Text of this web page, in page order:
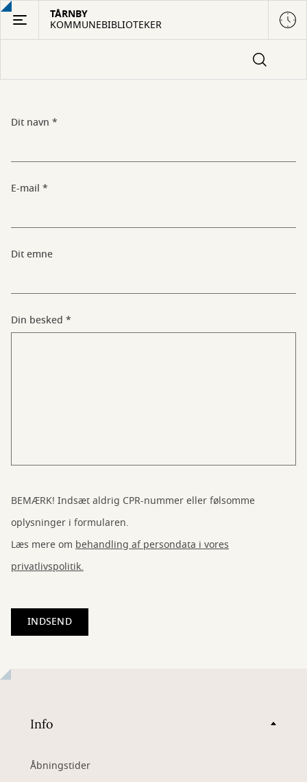
Gå
hovedindhold
TÅRNBY
KOMMUNEBIBLIOTEKER
Skriv
Dit navn
E-mail
Dit emne
Din besked
BEMÆRK! Indsæt aldrig CPR-nummer eller følsomme
oplysninger i formularen.
Læs mere om behandling af persondata i vores
privatlivspolitik.
Info
Åbningstider